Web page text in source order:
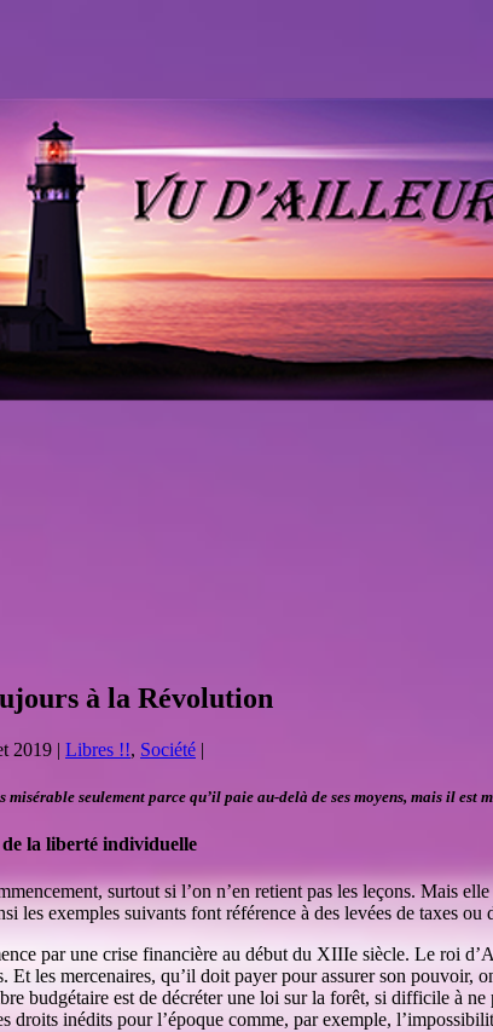
à la Révolution
2019 | Libres !!, Société |
misérable seulement parce qu’il paie au-delà de ses moyens, mais il
la liberté individuelle
surtout si l’on n’en retient pas les leçons. Mais
les exemples suivants font référence à des levées de taxes
par une crise financière au début du XIIIe siècle. Le roi
Et les mercenaires, qu’il doit payer pour assurer son
budgétaire est de décréter une loi sur la forêt, si difficile à
droits inédits pour l’époque comme, par exemple,